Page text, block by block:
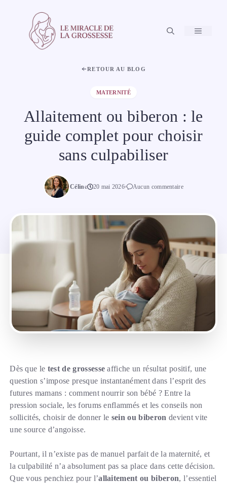
MENU
RETOUR AU BLOG
MATERNITÉ
Allaitement ou biberon : le
guide complet pour choisir
sans culpabiliser
Céline 20 mai 2026 Aucun commentaire
Dès que le test de grossesse affiche un résultat positif, une
question s’impose presque instantanément dans l’esprit des
futures mamans : comment nourrir son bébé ? Entre la
pression sociale, les forums enflammés et les conseils non
sollicités, choisir de donner le sein ou biberon devient vite
une source d’angoisse.
Pourtant, il n’existe pas de manuel parfait de la maternité, et
la culpabilité n’a absolument pas sa place dans cette décision.
Que vous penchiez pour l’allaitement ou biberon, l’essentiel